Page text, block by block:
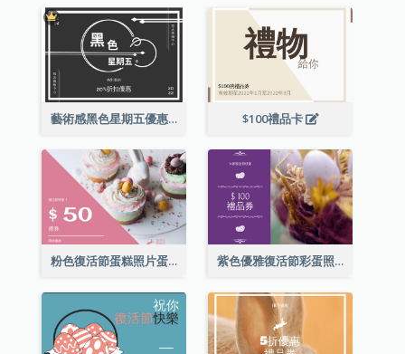
藝術感黑色星期五優惠券 $100禮品卡
粉色復活節蛋糕照片蛋糕店禮品卡 紫色優雅復活節彩蛋照片禮品卡